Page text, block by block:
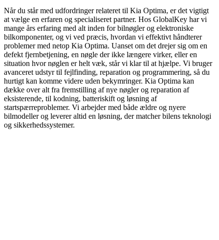
Når du står med udfordringer relateret til Kia Optima, er det vigtigt
at vælge en erfaren og specialiseret partner. Hos GlobalKey har vi
mange års erfaring med alt inden for bilnøgler og elektroniske
bilkomponenter, og vi ved præcis, hvordan vi effektivt håndterer
problemer med netop Kia Optima. Uanset om det drejer sig om en
defekt fjernbetjening, en nøgle der ikke længere virker, eller en
situation hvor nøglen er helt væk, står vi klar til at hjælpe. Vi bruger
avanceret udstyr til fejlfinding, reparation og programmering, så du
hurtigt kan komme videre uden bekymringer. Kia Optima kan
dække over alt fra fremstilling af nye nøgler og reparation af
eksisterende, til kodning, batteriskift og løsning af
startspærreproblemer. Vi arbejder med både ældre og nyere
bilmodeller og leverer altid en løsning, der matcher bilens teknologi
og sikkerhedssystemer.